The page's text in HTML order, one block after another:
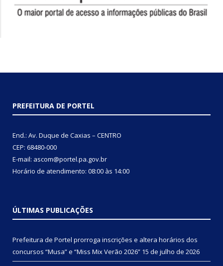
PREFEITURA DE PORTEL
End.: Av. Duque de Caxias – CENTRO
CEP: 68480-000
E-mail: ascom@portel.pa.gov.br
Horário de atendimento: 08:00 às 14:00
ÚLTIMAS PUBLICAÇÕES
Prefeitura de Portel prorroga inscrições e altera horários dos
concursos “Musa” e “Miss Mix Verão 2026” 15 de julho de 2026